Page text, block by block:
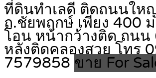
ที่ดินทำเลดี ติดถนนให
ถ.ชัยพฤกษ์ เพียง 400
โอน หน้ากว้างติด ถนน
หลังติดคลองสวย โทร
7579858 ขาย For